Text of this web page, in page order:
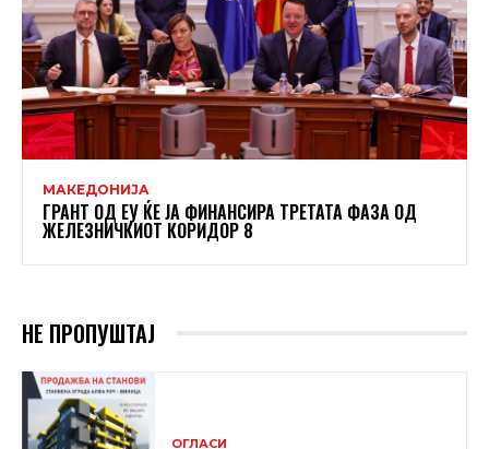
МАКЕДОНИЈА
ГРАНТ ОД ЕУ ЌЕ ЈА ФИНАНСИРА ТРЕТАТА ФАЗА ОД
ЖЕЛЕЗНИЧКИОТ КОРИДОР 8
НЕ ПРОПУШТАЈ
ОГЛАСИ